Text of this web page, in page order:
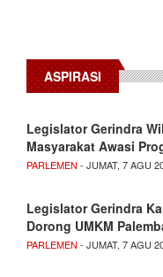
ASPIRASI
Legislator Gerindra
Masyarakat Awasi
PARLEMEN - JUMAT, 7 AGU
Legislator Gerindra
Dorong UMKM
PARLEMEN - JUMAT, 7 AGU